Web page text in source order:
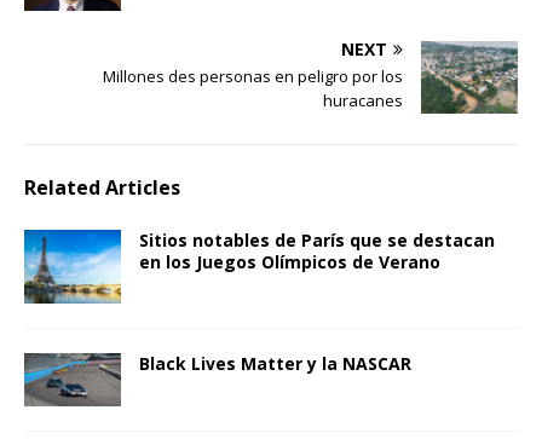
NEXT
Millones des personas en peligro por los
huracanes
Related Articles
Sitios notables de París que se destacan
en los Juegos Olímpicos de Verano
Black Lives Matter y la NASCAR